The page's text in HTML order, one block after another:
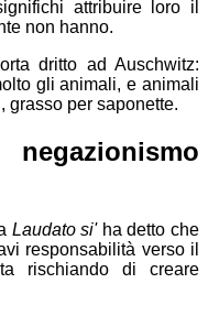
attribuire loro il
non hanno.
dritto ad Auschwitz:
gli animali, e animali
grasso per saponette.
Laudato si'ha detto che
responsabilità verso il
rischiando di creare